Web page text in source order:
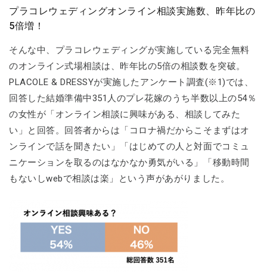
プラコレウェディングオンライン相談実施数、昨年比の
5倍増！
そんな中、プラコレウェディングが実施している完全無料
のオンライン式場相談は、昨年比の5倍の相談数を突破。
PLACOLE & DRESSYが実施したアンケート調査(※1)では、
回答した結婚準備中351人のプレ花嫁のうち半数以上の54％
の女性が「オンライン相談に興味がある、相談してみた
い」と回答。回答者からは「コロナ禍だからこそまずはオ
ンラインで話を聞きたい」「はじめての人と対面でコミュ
ニケーションを取るのはなかなか勇気がいる」「移動時間
もないしwebで相談は楽」という声があがりました。